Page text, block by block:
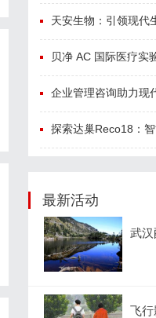
天安生物：引领现代生物
贝净 AC 国际医疗实验室
企业管理咨询助力现代企
探索达巢Reco18：智
最新活动
武汉
飞行